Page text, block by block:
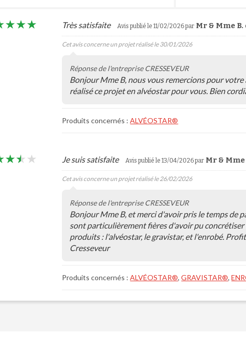
Très satisfaite Avis publié le 11/02/2026 par Mr & Mme
Cet avis concerne un projet réalisé le 30/01/2026
Réponse de l'entreprise CRESSEVEUR
Bonjour Mme B, nous vous remercions pour
réalisé ce projet en alvéostar pour vous. Bien
Produits concernés :ALVÉOSTAR®
Je suis satisfaite Avis publié le 13/04/2026 par Mr &
Cet avis concerne un projet réalisé le 26/02/2026
Réponse de l'entreprise CRESSEVEUR
Bonjour Mme B, et merci d'avoir pris le temps de
sont particulièrement fières d'avoir pu
produits : l'alvéostar, le gravistar, et l'enrobé.
Cresseveur
Produits concernés :ALVÉOSTAR®,GRAVISTAR®,